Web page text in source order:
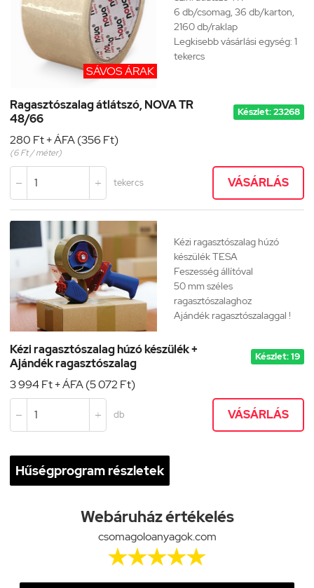
SÁVOS ÁRAK
6 db/csomag, 36 db/karton,
2160 db/raklap
Legkisebb vásárlási egység: 1
tekercs
Ragasztószalag átlátszó, NOVA TR
48/66
Készlet: 23268
280 Ft + ÁFA (356 Ft)
(6 Ft / méter)
  tekercs VÁSÁRLÁS
Kézi ragasztószalag húzó
készülékTESA
Feszesség állítóval
50 mm széles
ragasztószalaghoz
Ajándék ragasztószalaggal !
Kézi ragasztószalag húzó készülék +
Ajándék ragasztószalag
Készlet: 19
3 994 Ft + ÁFA (5 072 Ft)
  db VÁSÁRLÁS
Hűségprogram részletek
Webáruház értékelés
csomagoloanyagok.com
